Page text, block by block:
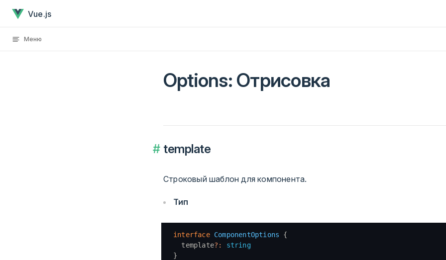
Перейти к содержанию
Vue.js
Меню
Options: Отрисовка
template
Строковый шаблон для компонента.
Тип
interface ComponentOptions {
  template
?:
string
}